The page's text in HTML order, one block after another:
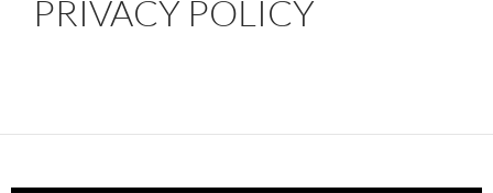
PRIVACY POLICY